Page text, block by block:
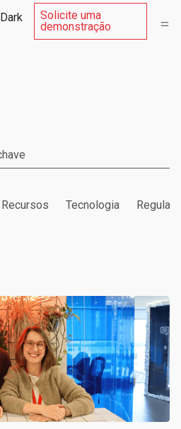
Solicite uma
demonstração
Dark
Recursos Tecnologia